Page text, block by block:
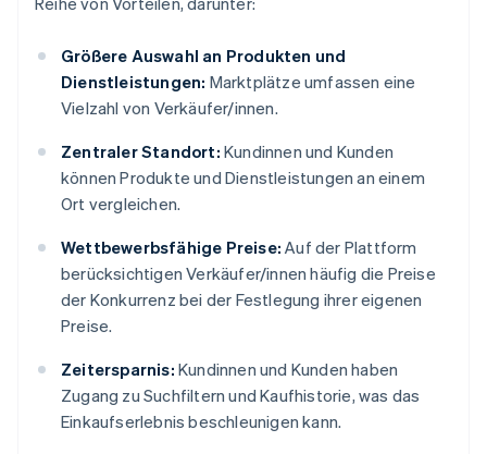
Größere Auswahl an Produkten und
Dienstleistungen: Marktplätze umfassen eine
Vielzahl von Verkäufer/innen.
Zentraler Standort: Kundinnen und Kunden
können Produkte und Dienstleistungen an einem
Ort vergleichen.
Wettbewerbsfähige Preise: Auf der Plattform
berücksichtigen Verkäufer/innen häufig die Preise
der Konkurrenz bei der Festlegung ihrer eigenen
Preise.
Zeitersparnis: Kundinnen und Kunden haben
Zugang zu Suchfiltern und Kaufhistorie, was das
Einkaufserlebnis beschleunigen kann.